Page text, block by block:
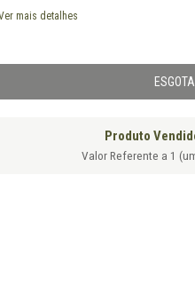
mais detalhes
Produto
Valor Referente a 1